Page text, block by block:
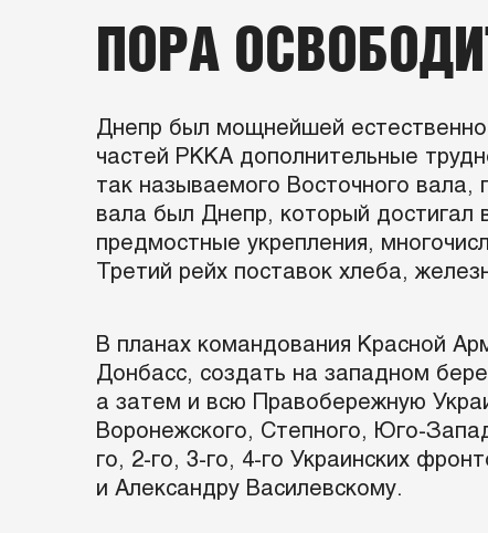
ПОРА
Днепр был мощнейшей
частей РККА дополнительные
так называемого Восточного вала,
вала был Днепр, который достигал
предмостные укрепления,
Третий рейх поставок хлеба,
В планах командования Красной
Донбасс, создать на западном
а затем и всю Правобережную
Воронежского, Степного, Юго-
го, 2-го, 3-го, 4-го Украинских
и Александру Василевскому.